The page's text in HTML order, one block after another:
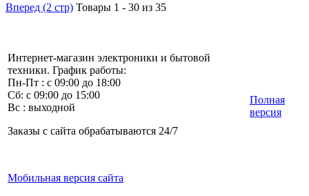
Вперед (2 стр) Товары 1 - 30 из 35
Интернет-магазин электроники и бытовой
техники. График работы:
Пн-Пт : с 09:00 до 18:00
Сб: с 09:00 до 15:00
Вс : выходной
Заказы с сайта обрабатываются 24/7
Мобильная версия сайта
Полная
версия